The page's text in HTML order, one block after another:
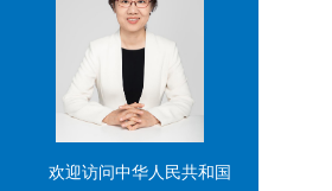
欢迎访问中华人民共和国